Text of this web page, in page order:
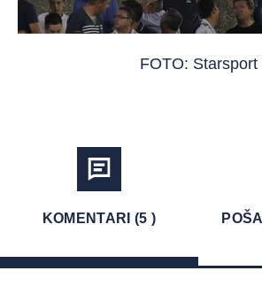
FOTO: Starsport
KOMENTARI (5 )